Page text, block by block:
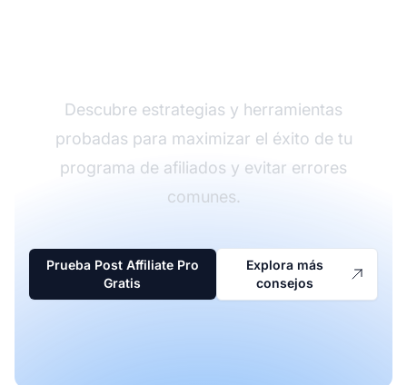
Descubre estrategias y herramientas
probadas para maximizar el éxito de tu
programa de afiliados y evitar errores
comunes.
Prueba Post Affiliate Pro
Gratis
Explora más
consejos